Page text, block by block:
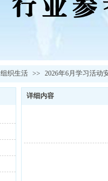
组织生活 >> 2026年6月学习活动
详细内容